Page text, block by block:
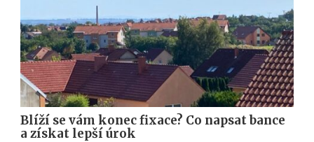
Blíží se vám konec fixace? Co napsat bance
a získat lepší úrok